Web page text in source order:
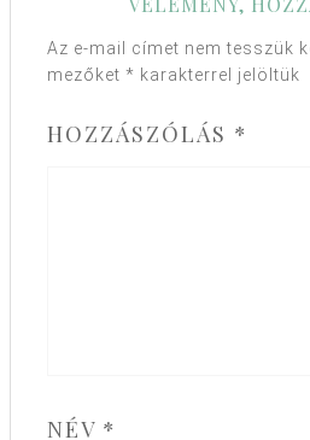
Az e-mail címet nem tesszük
mezőket * karakterrel jelöltük
HOZZÁSZÓLÁS *
NÉV *